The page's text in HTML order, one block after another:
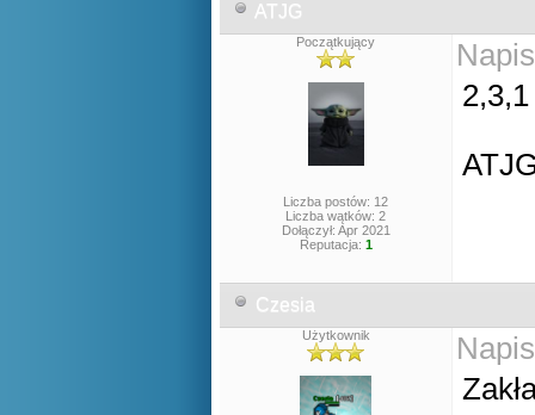
ATJG
Początkujący
Liczba postów: 12
Liczba wątków: 2
Dołączył: Apr 2021
Reputacja: 1
2,3,1
Czesia
Użytkownik